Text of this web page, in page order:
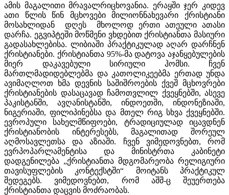
ამის მაგალითი მრავალრიცხოვანია. ერაყში ჯერ კიდევ
ათი წლის წინ მცხოვები მილიონნახევარი ქრისტიანი
მოსახლიდან დღეს მხოლოდ ერთი ათეული ათასი
დარჩა. ეგვიპტეში მოწმენი ვხდებით ქრისტიანთა მასიური
გადასახლებისა. ლიბიაში პრაქტიკულად აღარ დარჩნენ
ქრისტიანები. ქრისტიანთა 95%-მა დატოვა აჯანყებულების
მიერ დაკავებული სირიული ჰომსი. ჩვენ
მართლმადიდებლებმა და კათოლიკეებმა ერთად უნდა
ავიმაღლოთ ხმა დევნის საშიშროების ქვეშ მცხოვრები
ქრისტიანების დასაცავად ჩამოთვლილ ქვეყნებში, ასევე
პაკისტანში, ავღანისტანში, ინდოეთში, ინდონეზიაში,
ნიგერიაში, ფილიპინებსა და მთელ რიგ სხვა ქვეყნებში.
ევროპული სახელმწიფოები, ტრადიციულად იცავდნენ
ქრისტიანობის ინტერესებს, მაგალითად შორეულ
აღმოსავლეთსა და აზიაში. ჩვენ ვიმედოვნებთ, რომ
ევრპოპარლამენტისა და მინისტრთა კაბინეტი
დადგენილება „ქრისტიანთა მდგომარეობა რელიგიური
თავისუფლების კონტექსტში“ მოიტანს პრაქტიკულ
შედეგებს. ვიმედოვნებთ, რომ აშშ-ც შეუერთება
ქრისტიანთა დაცვის მოძრაობას.